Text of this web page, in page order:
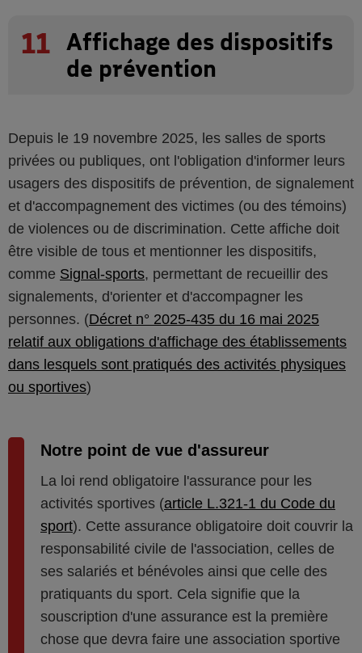
11
Affichage des dispositifs
de prévention
Depuis le 19 novembre 2025, les salles de sports
privées ou publiques, ont l'obligation d'informer leurs
usagers des dispositifs de prévention, de signalement
et d'accompagnement des victimes (ou des témoins)
de violences ou de discrimination. Cette affiche doit
être visible de tous et mentionner les dispositifs,
comme Signal-sports, permettant de recueillir des
signalements, d'orienter et d'accompagner les
personnes. (Décret n° 2025-435 du 16 mai 2025
relatif aux obligations d'affichage des établissements
dans lesquels sont pratiqués des activités physiques
ou sportives)
Notre point de vue d'assureur
La loi rend obligatoire l'assurance pour les
activités sportives (article L.321-1 du Code du
sport). Cette assurance obligatoire doit couvrir la
responsabilité civile de l'association, celles de
ses salariés et bénévoles ainsi que celle des
pratiquants du sport. Cela signifie que la
souscription d'une assurance est la première
chose que devra faire une association sportive